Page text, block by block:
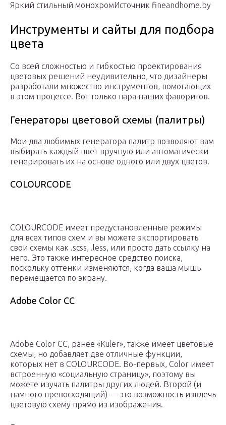
Яркий стильный монохромИсточник fineandhome.by
Инструменты и сайты для подбора
цвета
Со всей сложностью и гибкостью проектирования
цветовых решений неудивительно, что дизайнеры
разработали множество инструментов, помогающих
в этом процессе. Вот только пара наших фаворитов.
Генераторы цветовой схемы (палитры)
Мои два любимых генератора палитр позволяют вам
выбирать каждый цвет вручную или автоматически
генерировать их на основе одного или двух цветов.
COLOURCODE
COLOURCODE имеет предустановленные режимы
для всех типов схем и вы можете экспортировать
свои схемы как .scss, .less, или просто дать ссылку на
него. Это также интересное средство поиска,
поскольку оттенки изменяются, когда ваша мышь
перемещается по экрану.
Adobe Color CC
Adobe Color CC, ранее «Kuler», также имеет цветовые
схемы, но добавляет две отличные функции,
которых нет в COLOURCODE. Во-первых, Color имеет
встроенную «социальную страницу», поэтому вы
можете изучать палитры других людей. Второй (и
намного превосходящий) — это возможность извлечь
цветовую схему прямо из изображения.